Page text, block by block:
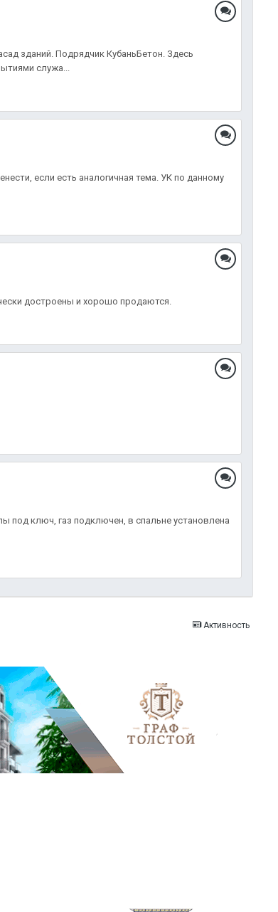
зданий. Подрядчик КубаньБетон. Здесь
служа...
если есть аналогичная тема. УК по данному
достроены и хорошо продаются.
под ключ, газ подключен, в спальне установлена
Активность